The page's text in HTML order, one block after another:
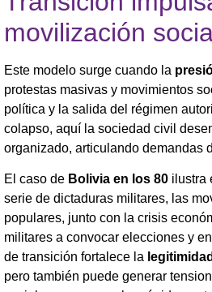
movilización
Este modelo surge cuando la
protestas masivas y movimientos
política y la salida del régimen
colapso, aquí la sociedad civil
organizado, articulando demandas
El caso de Bolivia en los 80 ilustra
serie de dictaduras militares, las
populares, junto con la crisis
militares a convocar elecciones y
de transición fortalece la
pero también puede generar